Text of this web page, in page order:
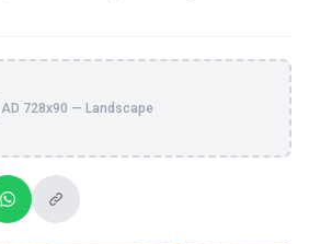
AD 728x90 — Landscape